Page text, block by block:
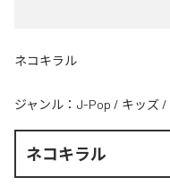
ネコキラル
ジャンル： J-Pop / キッズ /
ネコキラル